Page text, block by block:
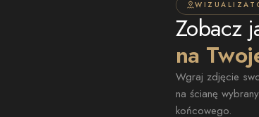
Zobacz
na
Wgraj zdjęcie
na ścianę
końcowego.